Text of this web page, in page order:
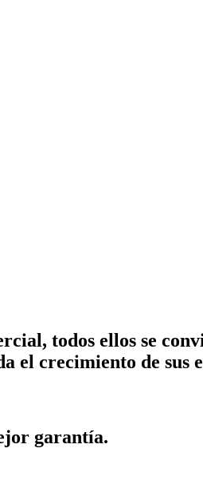
todos ellos se
el crecimiento de sus
garantía.